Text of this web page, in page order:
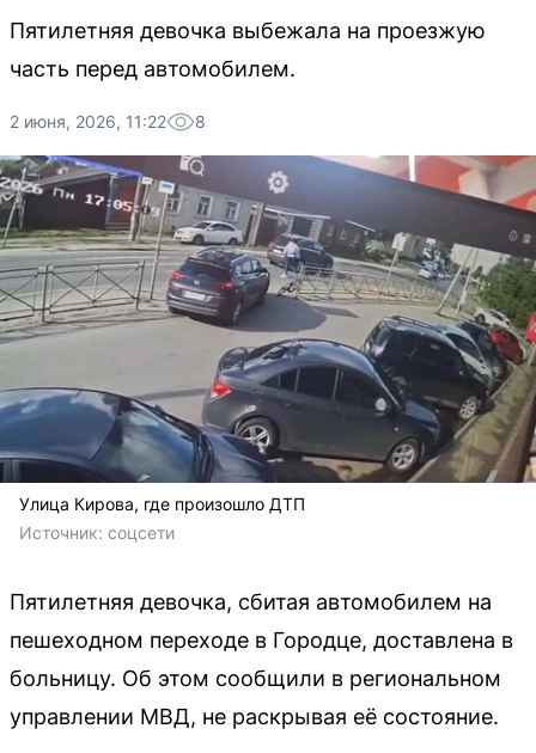
Пятилетняя девочка выбежала на проезжую
часть перед автомобилем.
2 июня, 2026, 11:22 8
Улица Кирова, где произошло ДТП
Источник: соцсети
Пятилетняя девочка, сбитая автомобилем на
пешеходном переходе в Городце, доставлена в
больницу. Об этом сообщили в региональном
управлении МВД, не раскрывая её состояние.